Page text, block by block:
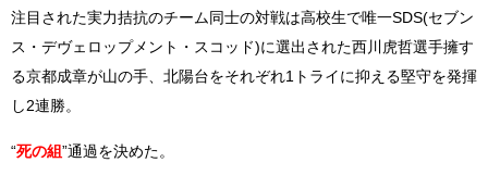
注目された実力拮抗のチーム同士の対戦は高校生で唯一SDS(セブン
ス・デヴェロップメント・スコッド)に選出された西川虎哲選手擁す
る京都成章が山の手、北陽台をそれぞれ1トライに抑える堅守を発揮
し2連勝。
“死の組 ”通過を決めた。